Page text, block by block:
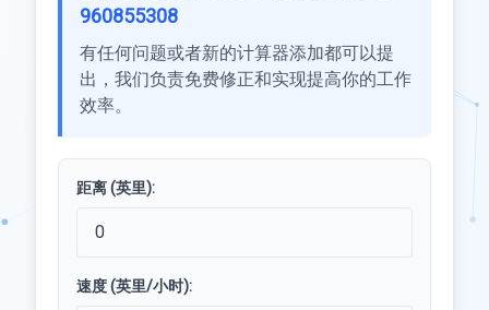
960855308
有任何问题或者新的计算器添加都可以提
出，我们负责免费修正和实现提高你的工作
效率。
距离 (英里):
速度 (英里/小时):